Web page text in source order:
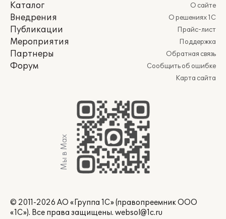
Каталог
Внедрения
Публикации
Мероприятия
Партнеры
Форум
О сайте
О решениях 1С
Прайс-лист
Поддержка
Обратная связь
Сообщить об ошибке
Карта сайта
Мы в Max
© 2011-2026 АО «Группа 1С» (правопреемник ООО
«1С»). Все права защищены. websol@1c.ru